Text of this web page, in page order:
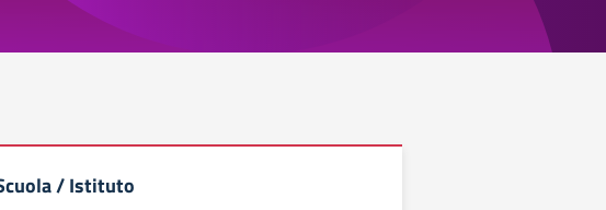
/ Istituto